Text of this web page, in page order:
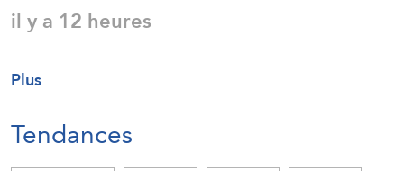
il y a 12 heures
Plus
Tendances